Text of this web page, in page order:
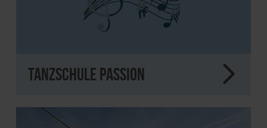
Tanzschule Passion